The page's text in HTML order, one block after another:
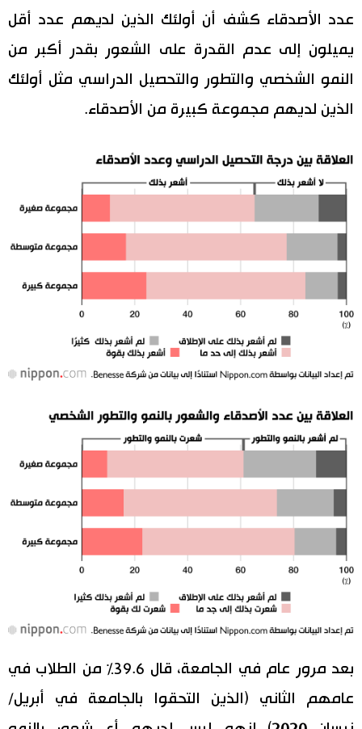
عدد الأصدقاء كشف أن أولئك الذين لديهم عدد أقل
يميلون إلى عدم القدرة على الشعور بقدر أكبر من
النمو الشخصي والتطور والتحصيل الدراسي مثل أولئك
الذين لديهم مجموعة كبيرة من الأصدقاء.
بعد مرور عام في الجامعة، قال 39.6٪ من الطلاب في
عامهم الثاني (الذين التحقوا بالجامعة في أبريل/